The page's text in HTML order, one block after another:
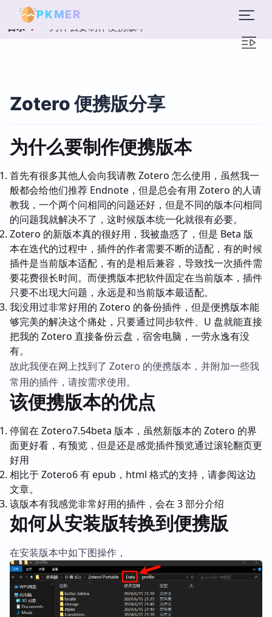
PKMER
目录 为什么要制作便携版本
Zotero 便携版分享
为什么要制作便携版本
首先有很多其他人会向我请教 Zotero 怎么使用，虽然我一
般都会给他们推荐 Endnote，但是总会有用 Zotero 的人请
教我，一个两个问相同的问题还好，但是不同的版本问相同
的问题我就解决不了，这时候版本统一化就很有必要。
Zotero 的新版本真的很好用，我被蛊惑了，但是 Beta 版
本在迭代的过程中，插件的作者需要不断的适配，有的时候
插件是当前版本适配，有的是相后兼容，导致找一次插件需
要花费很长时间。而便携版本把软件固定在当前版本，插件
只要不出现大问题，永远是和当前版本最适配。
我没用过非常好用的 Zotero 的备份插件，但是便携版本能
够完美的解决这个痛处，只要通过同步软件、U 盘就能直接
把我的 Zotero 直接备份云盘，宿舍电脑，一劳永逸有没
有。
故此我便在网上找到了 Zotero 的便携版本，并附加一些我
常用的插件，请按需求使用。
该便携版本的优点
停留在 Zotero7.54beta 版本，虽然新版本的 Zotero 的界
面更好看，有预览，但是还是感觉插件预览通过滚轮翻页更
好用
相比于 Zotero6 有 epub，html 格式的支持，请参阅这边
文章。
该版本有我感觉非常好用的插件，会在 3 部分介绍
如何从安装版转换到便携版
在安装版本中如下图操作，